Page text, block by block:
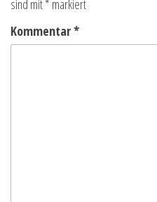
sind mit* markiert
Kommentar*